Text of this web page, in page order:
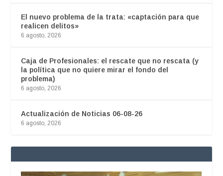
El nuevo problema de la trata: «captación para que
realicen delitos»
6 agosto, 2026
Caja de Profesionales: el rescate que no rescata (y
la política que no quiere mirar el fondo del
problema)
6 agosto, 2026
Actualización de Noticias 06-08-26
6 agosto, 2026